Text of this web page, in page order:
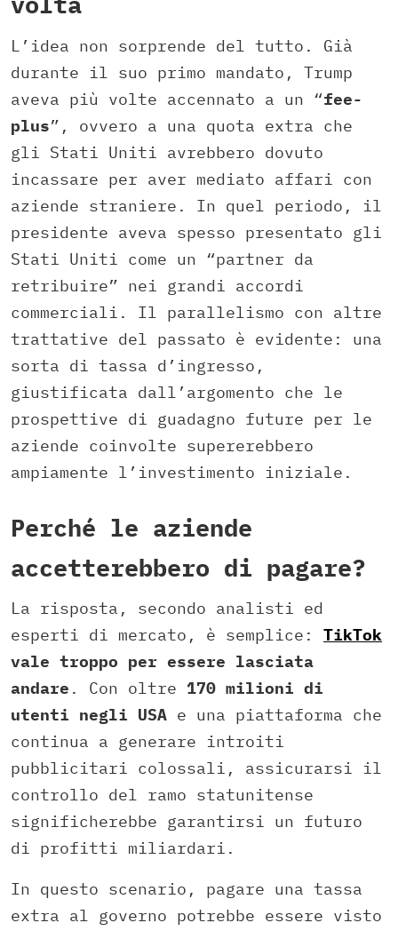
L’idea non sorprende del tutto. Già
durante il suo primo mandato, Trump
aveva più volte accennato a un “fee-
plus”, ovvero a una quota extra che
gli Stati Uniti avrebbero dovuto
incassare per aver mediato affari con
aziende straniere. In quel periodo, il
presidente aveva spesso presentato gli
Stati Uniti come un “partner da
retribuire” nei grandi accordi
commerciali. Il parallelismo con altre
trattative del passato è evidente: una
sorta di tassa d’ingresso,
giustificata dall’argomento che le
prospettive di guadagno future per le
aziende coinvolte supererebbero
ampiamente l’investimento iniziale.
Perché le aziende
accetterebbero di pagare?
La risposta, secondo analisti ed
esperti di mercato, è semplice: TikTok
vale troppo per essere lasciata
andare . Con oltre 170 milioni di
utenti negli USA e una piattaforma che
continua a generare introiti
pubblicitari colossali, assicurarsi il
controllo del ramo statunitense
significherebbe garantirsi un futuro
di profitti miliardari.
In questo scenario, pagare una tassa
extra al governo potrebbe essere visto